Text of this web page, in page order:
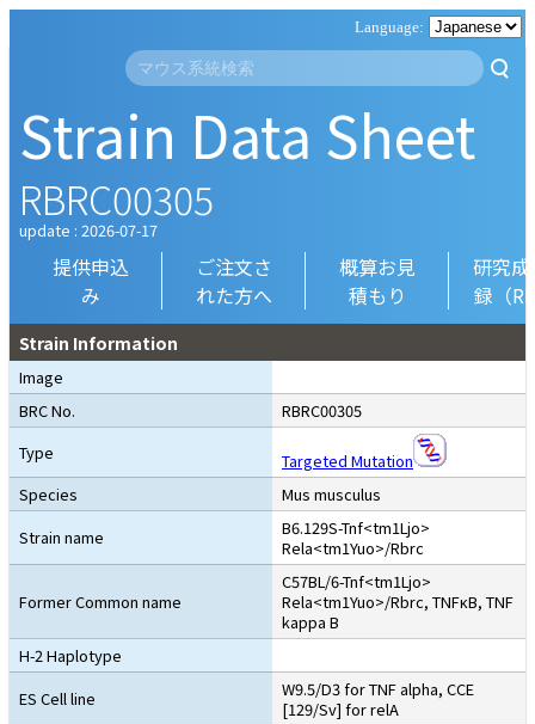
Strain Data Sheet
RBRC00305
update : 2026-07-17
提供申込
み
ご注文さ
れた方へ
概算お見
積もり
研究
録（
Strain Information
Image
BRC No.
RBRC00305
Type
Targeted Mutation
Species
Mus musculus
Strain name
B6.129S-Tnf<tm1Ljo>
Rela<tm1Yuo>/Rbrc
Former Common name
C57BL/6-Tnf<tm1Ljo>
Rela<tm1Yuo>/Rbrc, TNFκB, TNF
kappa B
H-2 Haplotype
ES Cell line
W9.5/D3 for TNF alpha, CCE
[129/Sv] for relA